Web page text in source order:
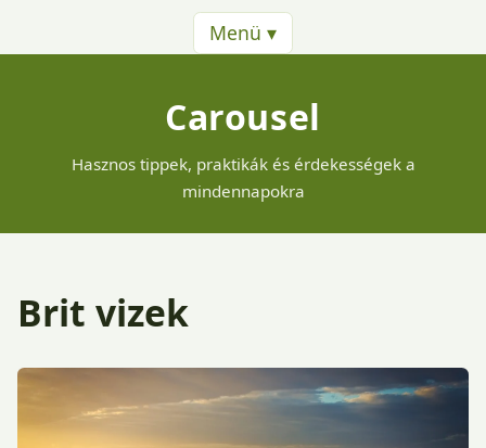
Menü ▾
Carousel
Hasznos tippek, praktikák és érdekességek a
mindennapokra
Brit vizek